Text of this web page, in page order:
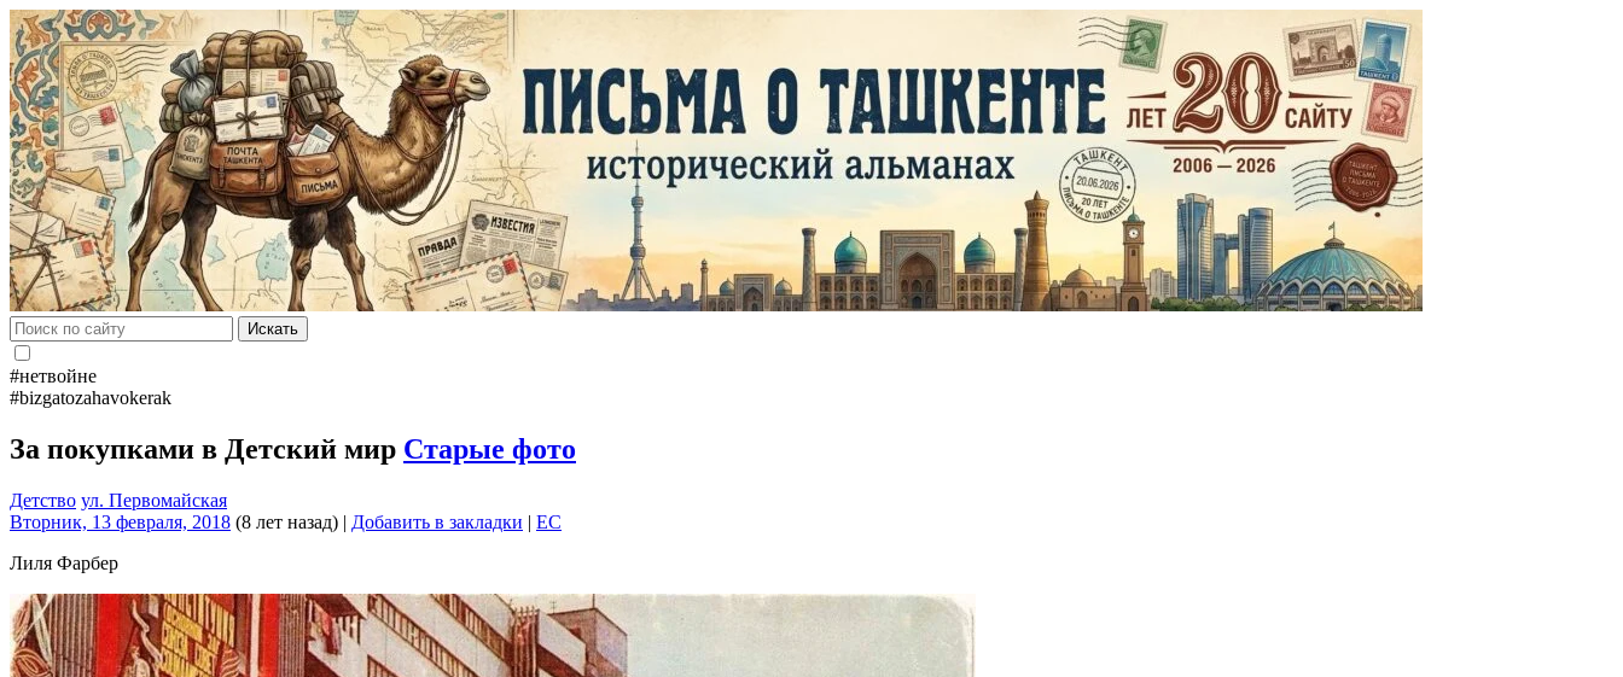
Искать
#нетвойне
#bizgatozahavokerak
За покупками в Детский мир Старые фото
Детство ул. Первомайская
Вторник, 13 февраля, 2018 (8 лет назад) | Добавить в закладки | EC
Лиля Фарбер